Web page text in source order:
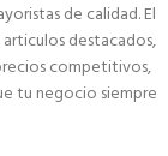
de calidad. El
articulos destacados,
competitivos,
tu negocio siempre